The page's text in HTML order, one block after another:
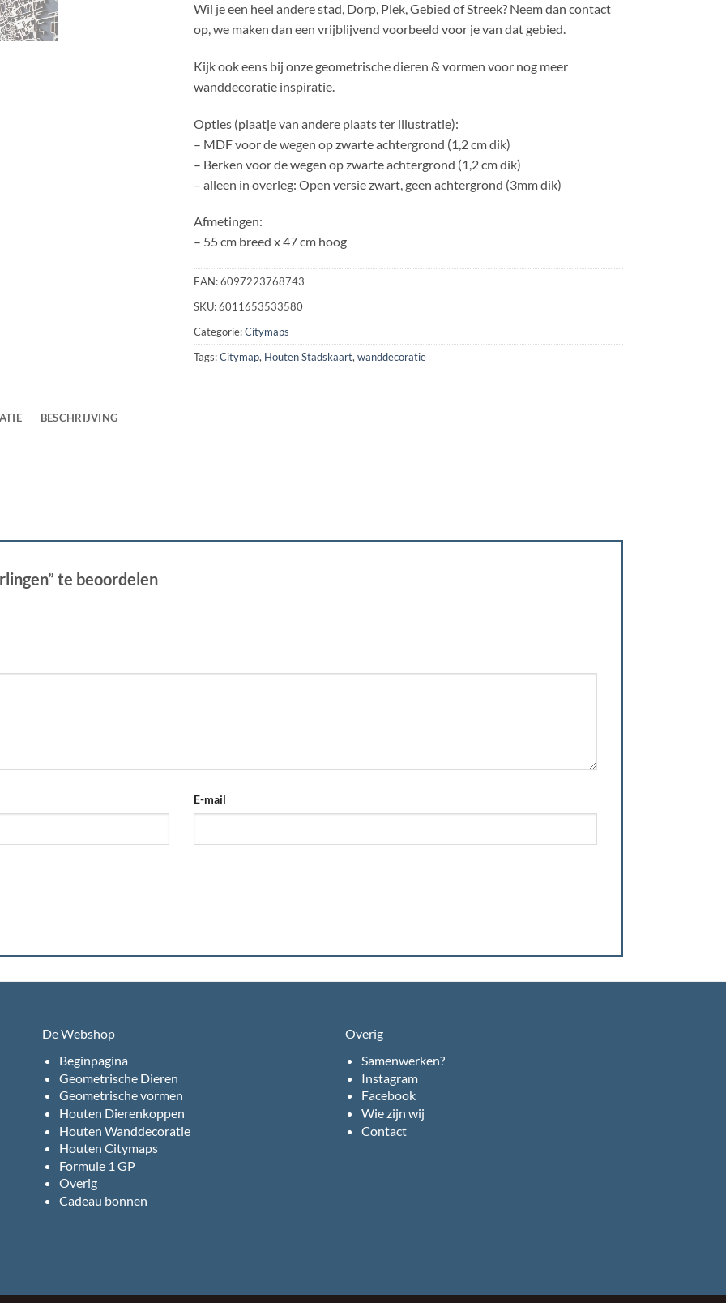
Wil je een heel andere stad, Dorp, Plek, Gebied of Streek? Neem dan contact
op, we maken dan een vrijblijvend voorbeeld voor je van dat gebied.
Kijk ook eens bij onze geometrische dieren & vormen voor nog meer
wanddecoratie inspiratie.
Opties (plaatje van andere plaats ter illustratie):
– MDF voor de wegen op zwarte achtergrond (1,2 cm dik)
– Berken voor de wegen op zwarte achtergrond (1,2 cm dik)
– alleen in overleg: Open versie zwart, geen achtergrond (3mm dik)
Afmetingen:
– 55 cm breed x 47 cm hoog
EAN:6097223768743
SKU:6011653533580
Categorie:Citymaps
Tags:Citymap, Houten Stadskaart,wanddecoratie
BESCHRIJVING
te beoordelen
E-mail
De Webshop
Beginpagina
Geometrische Dieren
Geometrische vormen
Houten Dierenkoppen
Houten Wanddecoratie
Houten Citymaps
Formule 1 GP
Overig
Cadeau bonnen
Overig
Samenwerken?
Instagram
Facebook
Wie zijn wij
Contact